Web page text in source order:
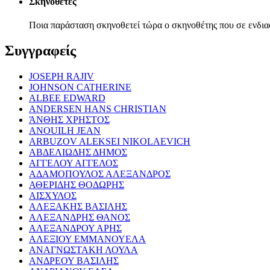
Ποια παράσταση σκηνοθετεί τώρα ο σκηνοθέτης που σε
Συγγραφείς
JOSEPH RAJIV
JOHNSON CATHERINE
ALBEE EDWARD
ANDERSEN HANS CHRISTIAN
ΆΝΘΗΣ ΧΡΗΣΤΟΣ
ANOUILH JEAN
ARBUZOV ALEKSEI NIKOLAEVICH
ΑΒΔΕΛΙΩΔΗΣ ΔΗΜΟΣ
ΑΓΓΕΛΟΥ ΑΓΓΕΛΟΣ
ΑΔΑΜΟΠΟΥΛΟΣ ΑΛΕΞΑΝΔΡΟΣ
ΑΘΕΡΙΔΗΣ ΘΟΔΩΡΗΣ
ΑΙΣΧΥΛΟΣ
ΑΛΕΞΑΚΗΣ ΒΑΣΙΛΗΣ
ΑΛΕΞΑΝΔΡΗΣ ΘΑΝΟΣ
ΑΛΕΞΑΝΔΡΟΥ ΑΡΗΣ
ΑΛΕΞΙΟΥ ΕΜΜΑΝΟΥΕΛΑ
ΑΝΑΓΝΩΣΤΑΚΗ ΛΟΥΛΑ
ΑΝΔΡΕΟΥ ΒΑΣΙΛΗΣ